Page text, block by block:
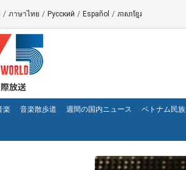
/ ภาษาไทย / Русский / Español / ភាសាខ្មែរ
楽 音楽散歩道 週間の国内ニュース ベトナム民族